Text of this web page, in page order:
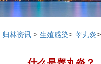
归林资讯> 生殖感染> 睾丸炎>